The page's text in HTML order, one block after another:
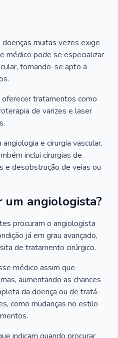
muitas vezes exige
médico pode se especializar
tornando-se apto a
tratamentos como
de varizes e laser
e cirurgia vascular,
inclui cirurgias de
e desobstrução de veias ou
um angiologista?
procuram o angiologista
já em grau avançado,
de tratamento cirúrgico.
médico assim que
aumentando as chances
da doença ou de tratá-
como mudanças no estilo